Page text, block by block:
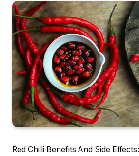
Red Chilli Benefits And Side Effects: